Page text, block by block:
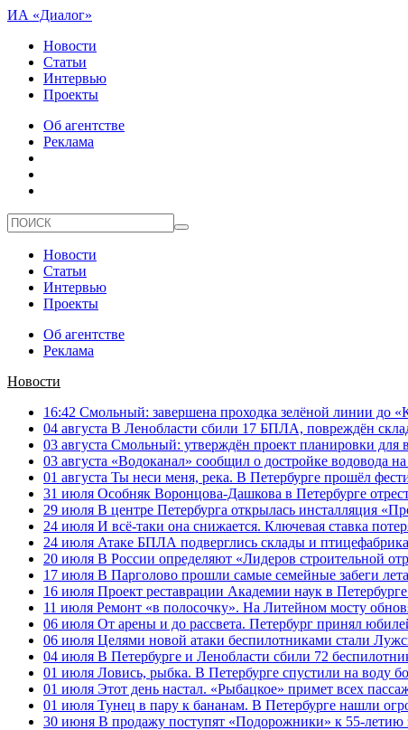
ИА «Диалог»
Новости
Статьи
Интервью
Проекты
Об агентстве
Реклама
Новости
Статьи
Интервью
Проекты
Об агентстве
Реклама
Новости
16:42 Смольный: завершена проходка зелёной линии до
04 августа В Ленобласти сбили 17 БПЛА, повреждён
03 августа Смольный: утверждён проект планировки для
03 августа «Водоканал» сообщил о достройке водовода
01 августа Ты неси меня, река. В Петербурге прошёл
31 июля Особняк Воронцова-Дашкова в Петербурге
29 июля В центре Петербурга открылась инсталляция
24 июля И всё-таки она снижается. Ключевая ставка
24 июля Атаке БПЛА подверглись склады и
20 июля В России определяют «Лидеров строительной
17 июля В Парголово прошли самые семейные забеги лета
16 июля Проект реставрации Академии наук в
11 июля Ремонт «в полосочку». На Литейном мосту
06 июля От арены и до рассвета. Петербург принял
06 июля Целями новой атаки беспилотниками стали
04 июля В Петербурге и Ленобласти сбили 72
01 июля Ловись, рыбка. В Петербурге спустили на воду
01 июля Этот день настал. «Рыбацкое» примет всех
01 июля Тунец в пару к бананам. В Петербурге нашли
30 июня В продажу поступят «Подорожники» к 55-летию